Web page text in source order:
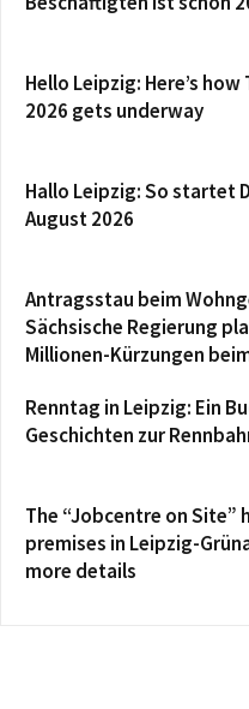
Hello Leipzig: Here’s
2026 gets underway
Hallo Leipzig: So startet
August 2026
Antragsstau beim
Sächsische Regierung
Millionen-Kürzungen
Renntag in Leipzig: Ein
Geschichten zur
The “Jobcentre on Site”
premises in Leipzig-
more details